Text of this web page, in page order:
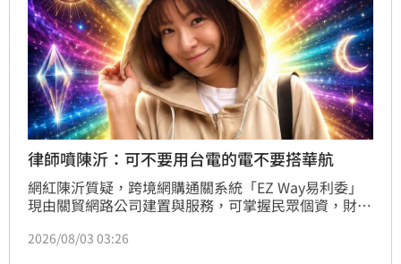
律師噴陳沂：可不要用台電的電不要搭華航
網紅陳沂質疑，跨境網購通關系統「EZ Way易利委」
現由關貿網路公司建置與服務，可掌握民眾個資，財政
報不法等情形，開放線上委任是為了防止個資外洩，且
2026/08/03 03:26